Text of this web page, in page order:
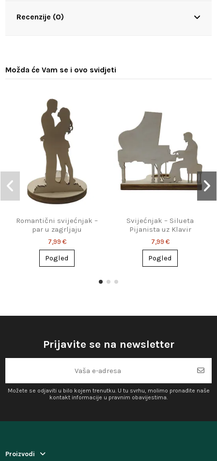
Recenzije (0)
Možda će Vam se i ovo svidjeti
Romantični svijećnjak –
par u zagrljaju
7,99 €
Pogled
Svijećnjak – Silueta
Pijanista uz Klavir
7,99 €
Pogled
Prijavite se na newsletter
Možete se odjaviti u bilo kojem trenutku. U tu svrhu, molimo pronađite naše
kontakt informacije u pravnim obavijestima.
Proizvodi